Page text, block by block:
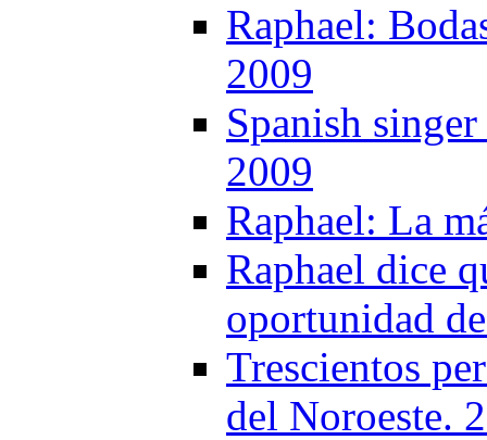
Raphael:
2009
Spanish
2009
Raphael: La
Raphael dice
oportunidad
Trescientos
del Noroeste.